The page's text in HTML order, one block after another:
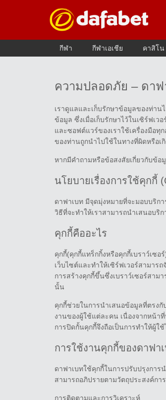
กีฬา กีฬาเอเชีย คาสิโน
ความปลอดภัย – ดาฟ
เราดูแลและเก็บรักษาข้อมูลของท่าน
ข้อมูล ซึ่งเมื่อเก็บรักษาไว้ในเซิร์ฟเว
และซอฟต์แวร์ของเราใช้เครื่องมือทุ
ของท่านถูกนำไปใช้ในทางที่ผิดหรือเ
หากมีคำถามหรือข้อสงสัยเกี่ยวกับข้
นโยบายเรื่องการใช้คุกกี้
ดาฟาเบท มีจุดมุ่งหมายที่จะมอบบริก
วิธีที่จะทำให้เราสามารถนำเสนอบริ
คุกกี้คืออะไร
คุกกี้(คุกกี้แทร็กกิ้งหรือคุกกี้เบราว์เซ
เว็บไซต์และทำให้เซิร์ฟเวอร์สามาร
การสร้างคุกกี้ขึ้นซึ่งเบราว์เซอร์สาม
นั้น
คุกกี้ช่วยในการนำเสนอข้อมูลที่ตรงกั
งานของผู้ใช้แต่ละคน เนื่องจากหน้า
การปิดกั้นคุกกี้จึงถือเป็นการทำให้ผู้
การใช้งานคุกกี้ของดาฟา
ดาฟาเบทใช้คุกกี้ในการปรับปรุงกา
สามารถอภิปรายตามวัตถุประสงค์กา
การติดตามและการวิเคราะห์